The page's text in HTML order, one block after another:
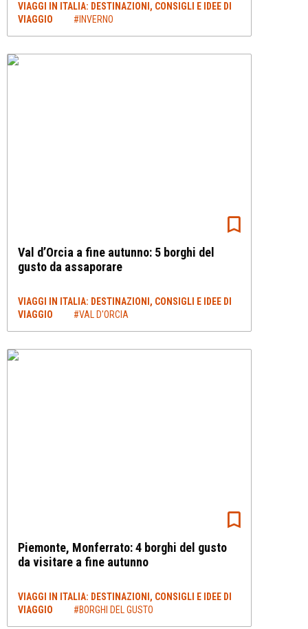
VIAGGI IN ITALIA: DESTINAZIONI, CONSIGLI E IDEE DI
VIAGGIO
#INVERNO
Val d’Orcia a fine autunno: 5 borghi del
gusto da assaporare
VIAGGI IN ITALIA: DESTINAZIONI, CONSIGLI E IDEE DI
VIAGGIO
#VAL D'ORCIA
Piemonte, Monferrato: 4 borghi del gusto
da visitare a fine autunno
VIAGGI IN ITALIA: DESTINAZIONI, CONSIGLI E IDEE DI
VIAGGIO
#BORGHI DEL GUSTO